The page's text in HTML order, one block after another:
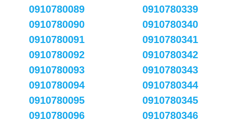
0910780089
0910780090
0910780091
0910780092
0910780093
0910780094
0910780095
0910780096
0910780339
0910780340
0910780341
0910780342
0910780343
0910780344
0910780345
0910780346